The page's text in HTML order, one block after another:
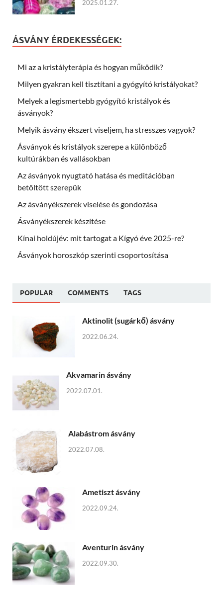
2025.01.27.
ÁSVÁNY ÉRDEKESSÉGEK:
Mi az a kristályterápia és hogyan működik?
Milyen gyakran kell tisztítani a gyógyító kristályokat?
Melyek a legismertebb gyógyító kristályok és
ásványok?
Melyik ásvány ékszert viseljem, ha stresszes vagyok?
Ásványok és kristályok szerepe a különböző
kultúrákban és vallásokban
Az ásványok nyugtató hatása és meditációban
betöltött szerepük
Az ásványékszerek viselése és gondozása
Ásványékszerek készítése
Kínai holdújév: mit tartogat a Kígyó éve 2025-re?
Ásványok horoszkóp szerinti csoportosítása
POPULAR COMMENTS TAGS
Aktinolit (sugárkő) ásvány
2022.06.24.
Akvamarin ásvány
2022.07.01.
Alabástrom ásvány
2022.07.08.
Ametiszt ásvány
2022.09.24.
Aventurin ásvány
2022.09.30.